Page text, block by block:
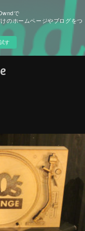
で
のホームページやブログをつ
す